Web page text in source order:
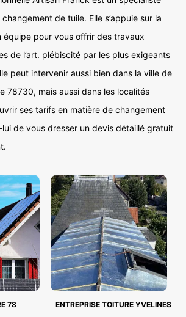
de tuile. Elle s’appuie sur la
équipe pour vous offrir des travaux
de l’art. plébiscité par les plus exigeants
peut intervenir aussi bien dans la ville de
78730, mais aussi dans les localités
ses tarifs en matière de changement
de vous dresser un devis détaillé gratuit
78 ENTREPRISE TOITURE YVELINES